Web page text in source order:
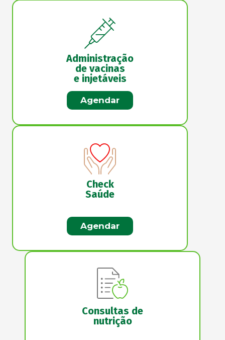
Administração
de vacinas
e injetáveis
Agendar
Check
Saúde
Agendar
Consultas de
nutrição